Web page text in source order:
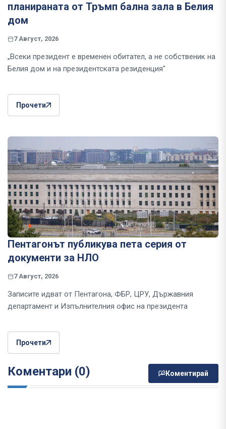
планираната от Тръмп бална зала в Белия
дом
7 Август, 2026
„Всеки президент е временен обитател, а не собственик на
Белия дом и на президентската резиденция"
Прочети
Пентагонът публикува пета серия от
документи за НЛО
7 Август, 2026
Записите идват от Пентагона, ФБР, ЦРУ, Държавния
департамент и Изпълнителния офис на президента
Прочети
Коментари (0) Коментирай